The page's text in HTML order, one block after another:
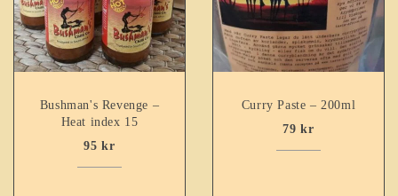
Bushman's Revenge –
Heat index 15
95kr
Curry Paste – 200ml
79kr